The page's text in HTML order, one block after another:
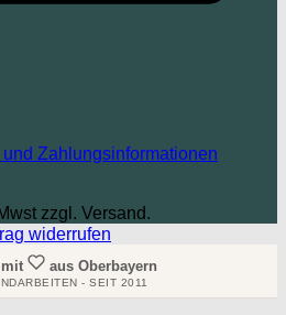
Zahlungsinformationen
zzgl. Versand.
widerrufen
mit aus Oberbayern
- SEIT 2011